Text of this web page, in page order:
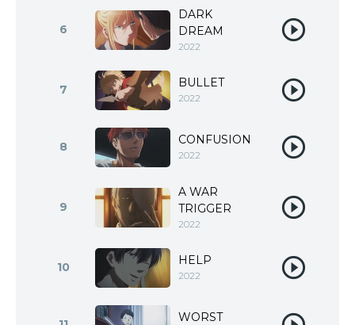
6
DARK
DREAM
2022
7 BULLET
2022
8 CONFUSION
2022
9
A WAR
TRIGGER
2022
10 HELP
2022
WORST